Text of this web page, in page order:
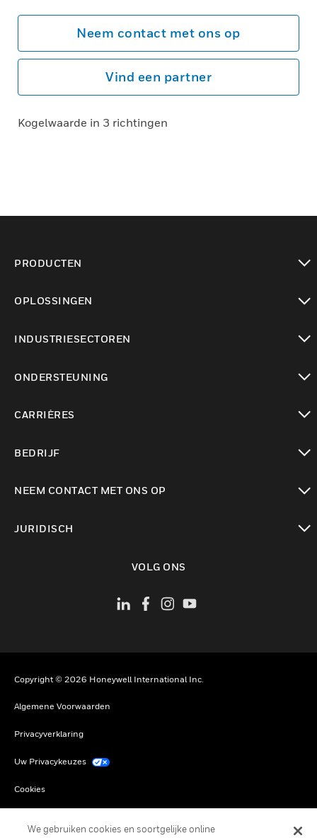
Neem contact met ons op
Vind een partner
Kogelwaarde in 3 richtingen
PRODUCTEN
OPLOSSINGEN
INDUSTRIESECTOREN
ONDERSTEUNING
CARRIÈRES
BEDRIJF
NEEM CONTACT MET ONS OP
JURIDISCH
VOLG ONS
Copyright © 2026 Honeywell International Inc.
Algemene Voorwaarden
Privacyverklaring
Uw Privacykeuzes
Cookies
We gebruiken cookies en soortgelijke online